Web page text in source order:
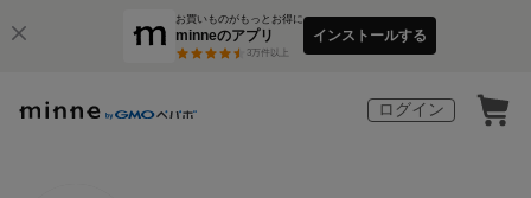
お買いものがもっとお得に
minneのアプリ
3万件以上
インストールする
ログイン